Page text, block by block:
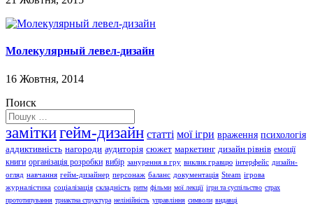
Молекулярный левел-дизайн
16 Жовтня, 2014
Поиск
заміткигейм-дизайн статті мої ігри враження психологія
аддиктивність нагороди аудиторія сюжет маркетинг дизайн рівнів емоції
книги організація розробки вибір занурення в гру виклик гравцю інтерфейс дизайн-
огляд навчання гейм-дизайнер персонаж баланс документація Steam ігрова
журналістика соціалізація складність ритм фільми мої лекції ігри та суспільство страх
прототипування триактна структура нелінійність управління символи видавці